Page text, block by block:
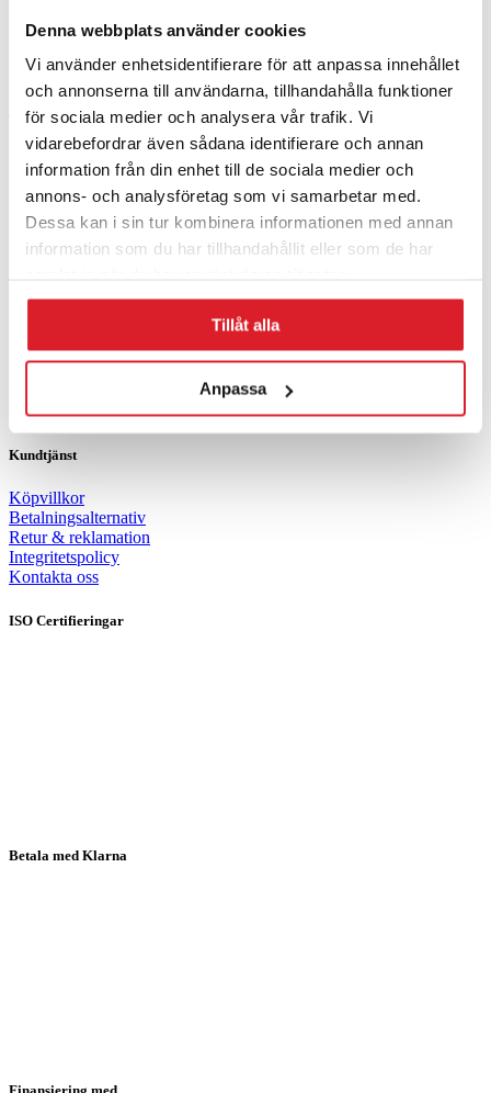
Denna webbplats använder cookies
Vi använder enhetsidentifierare för att anpassa innehållet
och annonserna till användarna, tillhandahålla funktioner
för sociala medier och analysera vår trafik. Vi
vidarebefordrar även sådana identifierare och annan
information från din enhet till de sociala medier och
annons- och analysföretag som vi samarbetar med.
Dessa kan i sin tur kombinera informationen med annan
information som du har tillhandahållit eller som de har
Tillåt alla
Anpassa
Hagavägen 9, 518 40
Sjömarken, Sverige
Telefon: +46 (0)33-15 04 70
E-post: info@lindquistheating.se
Organisationsnummer:556681-6798
Här finns vi
Kundtjänst
Köpvillkor
Betalningsalternativ
Retur & reklamation
Integritetspolicy
Kontakta oss
ISO Certifieringar
Betala med Klarna